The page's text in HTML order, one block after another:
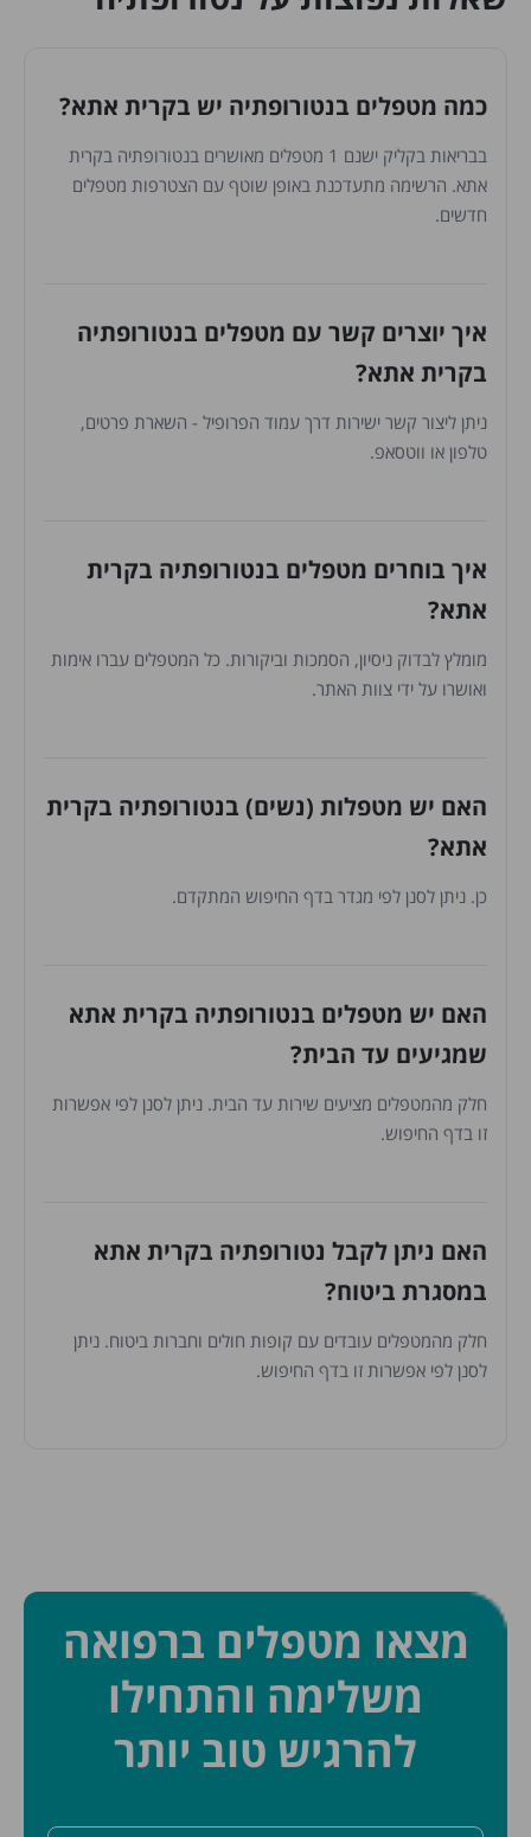
כמה מטפלים בנטורופתיה יש בקרית אתא?
בבריאות בקליק ישנם 1 מטפלים מאושרים בנטורופתיה בקרית
אתא. הרשימה מתעדכנת באופן שוטף עם הצטרפות מטפלים
חדשים.
איך יוצרים קשר עם מטפלים בנטורופתיה
בקרית אתא?
ניתן ליצור קשר ישירות דרך עמוד הפרופיל - השארת פרטים,
טלפון או ווטסאפ.
איך בוחרים מטפלים בנטורופתיה בקרית
אתא?
מומלץ לבדוק ניסיון, הסמכות וביקורות. כל המטפלים עברו אימות
ואושרו על ידי צוות האתר.
האם יש מטפלות (נשים) בנטורופתיה בקרית
אתא?
כן. ניתן לסנן לפי מגדר בדף החיפוש המתקדם.
האם יש מטפלים בנטורופתיה בקרית אתא
שמגיעים עד הבית?
חלק מהמטפלים מציעים שירות עד הבית. ניתן לסנן לפי אפשרות
זו בדף החיפוש.
האם ניתן לקבל נטורופתיה בקרית אתא
במסגרת ביטוח?
חלק מהמטפלים עובדים עם קופות חולים וחברות ביטוח. ניתן
לסנן לפי אפשרות זו בדף החיפוש.
מצאו מטפלים ברפואה
משלימה והתחילו
להרגיש טוב יותר